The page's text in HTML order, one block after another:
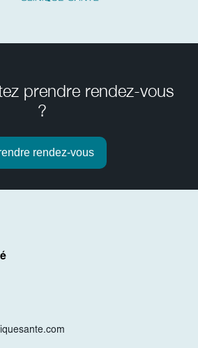
prendre rendez-vous
?
rendez-vous